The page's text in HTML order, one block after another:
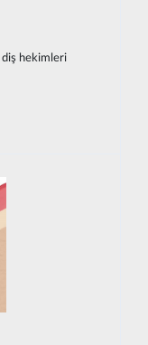
diş hekimleri